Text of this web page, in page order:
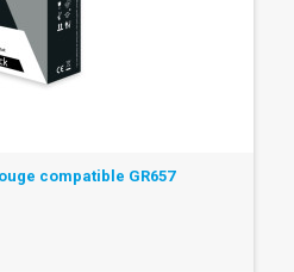
compatible GR657